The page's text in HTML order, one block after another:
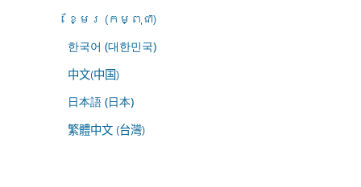
ខ្មែរ (កម្ពុជា)
한국어 (대한민국)
中文(中国)
日本語 (日本)
繁體中文 (台灣)